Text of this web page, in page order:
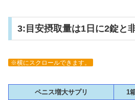
3:目安摂取量は1日に2錠と
※横にスクロールできます。
ペニス増大サプリ 1